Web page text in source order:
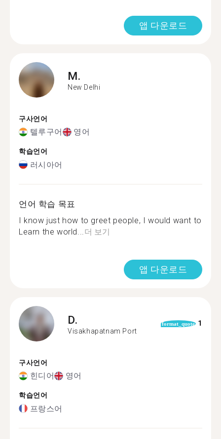
앱 다운로드
M.
New Delhi
구사언어
텔루구어 영어
학습언어
러시아어
언어 학습 목표
I know just how to greet people, I would want to
Learn the world... 더 보기
앱 다운로드
D.
Visakhapatnam Port
format_quote 1
구사언어
힌디어 영어
학습언어
프랑스어